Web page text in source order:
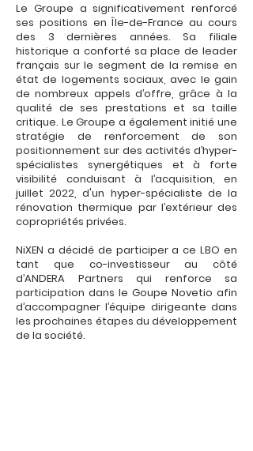
Le Groupe a significativement renforcé
ses positions en Île-de-France au cours
des 3 dernières années. Sa filiale
historique a conforté sa place de leader
français sur le segment de la remise en
état de logements sociaux, avec le gain
de nombreux appels d’offre, grâce à la
qualité de ses prestations et sa taille
critique. Le Groupe a également initié une
stratégie de renforcement de son
positionnement sur des activités d’hyper-
spécialistes synergétiques et à forte
visibilité conduisant à l’acquisition, en
juillet 2022, d'un hyper-spécialiste de la
rénovation thermique par l’extérieur des
copropriétés privées.
NiXEN a décidé de participer a ce LBO en
tant que co-investisseur au côté
d’ANDERA Partners qui renforce sa
participation dans le Goupe Novetio afin
d’accompagner l’équipe dirigeante dans
les prochaines étapes du développement
de la société.